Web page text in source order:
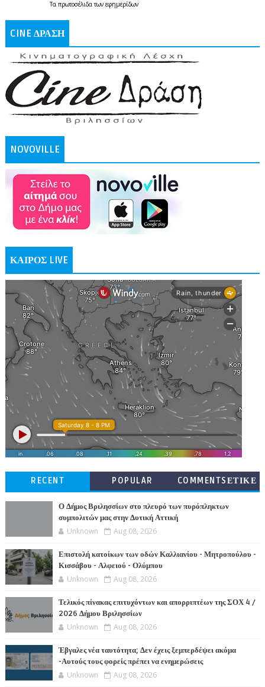
Τα πρωτοσέλιδατων εφημερίδων
CINE ΔΡΑΣΗ
NOVOVILLE
ΚΑΙΡΟΣ LIVE
RECENT POPULAR
COMMENTSΕΤΙΚΕ
Ο Δήμος Βριλησσίων στο πλευρό των πυρόπληκτων
συμπολιτών μας στην Δυτική Αττική
Unknown Aug 08, 2026
Επιστολή κατοίκων των οδών Καλλιανίου - Μητροπούλου -
Κισσάβου - Αλφειού - Ολύμπου
Unknown Aug 08, 2026
Τελικός πίνακας επιτυχόντων και απορριπτέων της ΣΟΧ 4 /
2026 Δήμου Βριλησσίων
Unknown Aug 08, 2026
Έβγαλες νέα ταυτότητα; Δεν έχεις ξεμπερδέψει ακόμα
-Αυτούς τους φορείς πρέπει να ενημερώσεις
Unknown Aug 08, 2026